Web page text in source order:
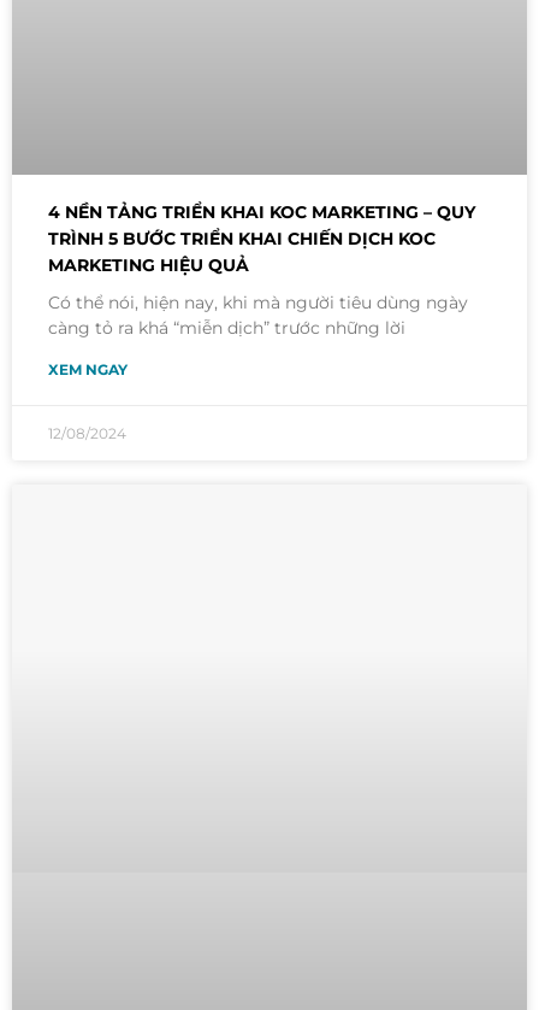
4 NỀN TẢNG TRIỂN KHAI KOC MARKETING – QUY
TRÌNH 5 BƯỚC TRIỂN KHAI CHIẾN DỊCH KOC
MARKETING HIỆU QUẢ
Có thể nói, hiện nay, khi mà người tiêu dùng ngày
càng tỏ ra khá “miễn dịch” trước những lời
XEM NGAY
12/08/2024